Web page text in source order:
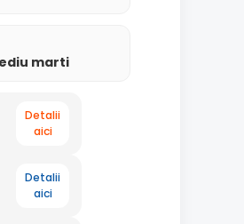
marti
Detalii
aici
Detalii
aici